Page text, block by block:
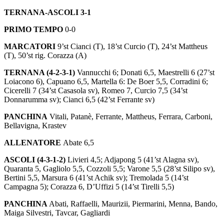
TERNANA-ASCOLI 3-1
PRIMO TEMPO 0-0
MARCATORI 9’st Cianci (T), 18’st Curcio (T), 24’st Mattheus
(T), 50’st rig. Corazza (A)
TERNANA (4-2-3-1) Vannucchi 6; Donati 6,5, Maestrelli 6 (27’st
Loiacono 6), Capuano 6,5, Martella 6: De Boer 5,5, Corradini 6;
Cicerelli 7 (34’st Casasola sv), Romeo 7, Curcio 7,5 (34’st
Donnarumma sv); Cianci 6,5 (42’st Ferrante sv)
PANCHINA Vitali, Patanè, Ferrante, Mattheus, Ferrara, Carboni,
Bellavigna, Krastev
ALLENATORE Abate 6,5
ASCOLI (4-3-1-2) Livieri 4,5; Adjapong 5 (41’st Alagna sv),
Quaranta 5, Gagliolo 5,5, Cozzoli 5,5; Varone 5,5 (28’st Silipo sv),
Bertini 5,5, Marsura 6 (41’st Achik sv); Tremolada 5 (14’st
Campagna 5); Corazza 6, D’Uffizi 5 (14’st Tirelli 5,5)
PANCHINA Abati, Raffaelli, Maurizii, Piermarini, Menna, Bando,
Maiga Silvestri, Tavcar, Gagliardi